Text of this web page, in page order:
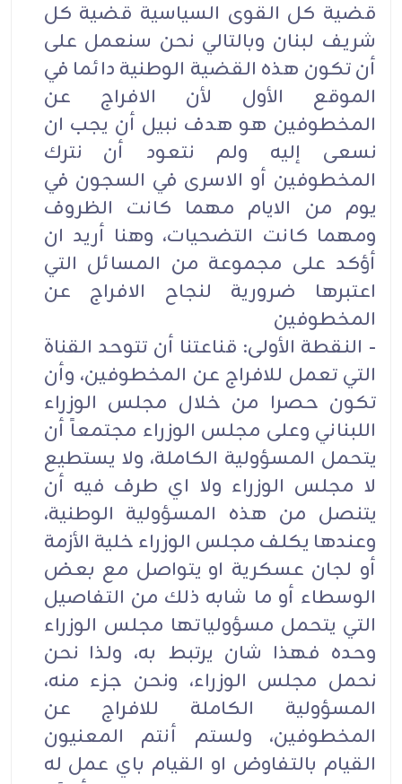
قضية كل القوى السياسية قضية كل
شريف لبنان وبالتالي نحن سنعمل على
أن تكون هذه القضية الوطنية دائما في
الموقع الأول لأن الافراج عن
المخطوفين هو هدف نبيل أن يجب ان
نسعى إليه ولم نتعود أن نترك
المخطوفين أو الاسرى في السجون في
يوم من الايام مهما كانت الظروف
ومهما كانت التضحيات، وهنا أريد ان
أؤكد على مجموعة من المسائل التي
اعتبرها ضرورية لنجاح الافراج عن
المخطوفين
- النقطة الأولى: قناعتنا أن تتوحد القناة
التي تعمل للافراج عن المخطوفين، وأن
تكون حصرا من خلال مجلس الوزراء
اللبناني وعلى مجلس الوزراء مجتمعاً أن
يتحمل المسؤولية الكاملة، ولا يستطيع
لا مجلس الوزراء ولا اي طرف فيه أن
يتنصل من هذه المسؤولية الوطنية،
وعندها يكلف مجلس الوزراء خلية الأزمة
أو لجان عسكرية او يتواصل مع بعض
الوسطاء أو ما شابه ذلك من التفاصيل
التي يتحمل مسؤولياتها مجلس الوزراء
وحده فهذا شان يرتبط به، ولذا نحن
نحمل مجلس الوزراء، ونحن جزء منه،
المسؤولية الكاملة للافراج عن
المخطوفين، ولستم أنتم المعنيون
القيام بالتفاوض او القيام باي عمل له